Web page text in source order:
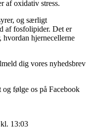
af oxidativ stress.
og særligt
af fosfolipider. Det er
hvordan hjernecellerne
dig vores nyhedsbrev
følge os på Facebook
13:03